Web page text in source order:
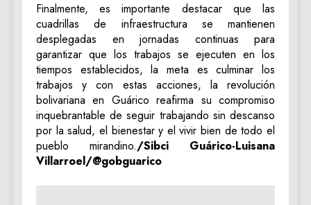
‎Finalmente, es importante destacar que las
cuadrillas de infraestructura se mantienen
desplegadas en jornadas continuas para
garantizar que los trabajos se ejecuten en los
tiempos establecidos, la meta es culminar los
trabajos y con estas acciones, la revolución
bolivariana en Guárico reafirma su compromiso
inquebrantable de seguir trabajando sin descanso
por la salud, el bienestar y el vivir bien de todo el
pueblo mirandino./Sibci Guárico-‎Luisana
Villarroel/@gobguarico